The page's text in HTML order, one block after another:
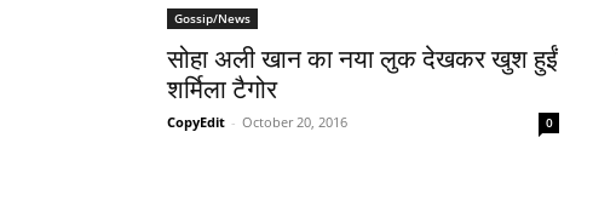
Gossip/News
सोहा अली खान का नया लुक देखकर खुश हुईं
शर्मिला टैगोर
CopyEdit - October 20, 2016 0